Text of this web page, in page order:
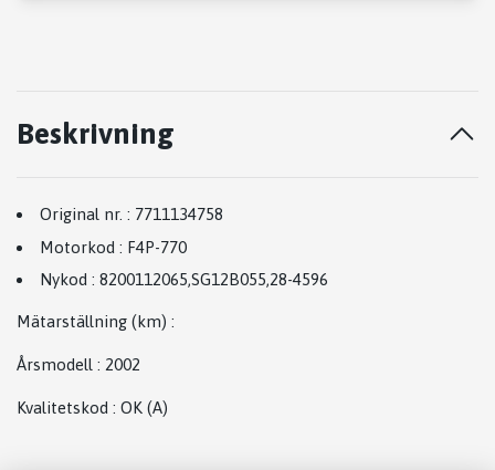
Beskrivning
Original nr. : 7711134758
Motorkod : F4P-770
Nykod : 8200112065,SG12B055,28-4596
Mätarställning (km) :
Årsmodell : 2002
Kvalitetskod : OK (A)